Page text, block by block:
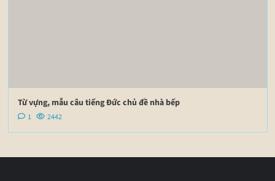
Từ vựng, mẫu câu tiếng Đức chủ đề nhà bếp
1 2442